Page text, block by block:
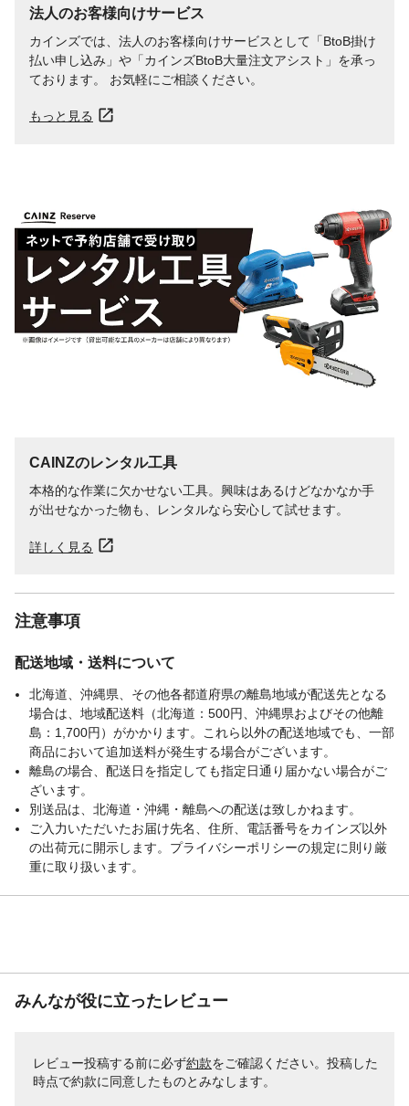
法人のお客様向けサービス
カインズでは、法人のお客様向けサービスとして「BtoB掛け
払い申し込み」や「カインズBtoB大量注文アシスト」を承っ
ております。 お気軽にご相談ください。
もっと見る
CAINZのレンタル工具
本格的な作業に欠かせない工具。興味はあるけどなかなか手
が出せなかった物も、レンタルなら安心して試せます。
詳しく見る
注意事項
配送地域・送料について
北海道、沖縄県、その他各都道府県の離島地域が配送先となる
場合は、地域配送料（北海道：500円、沖縄県およびその他離
島：1,700円）がかかります。これら以外の配送地域でも、一部
商品において追加送料が発生する場合がございます。
離島の場合、配送日を指定しても指定日通り届かない場合がご
ざいます。
別送品は、北海道・沖縄・離島への配送は致しかねます。
ご入力いただいたお届け先名、住所、電話番号をカインズ以外
の出荷元に開示します。プライバシーポリシーの規定に則り厳
重に取り扱います。
みんなが役に立ったレビュー
レビュー投稿する前に必ず約款をご確認ください。投稿した
時点で約款に同意したものとみなします。